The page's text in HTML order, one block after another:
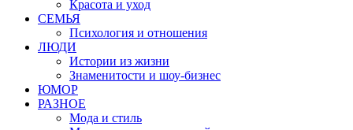
Красота и уход
СЕМЬЯ
Психология и отношения
ЛЮДИ
Истории из жизни
Знаменитости и шоу-бизнес
ЮМОР
РАЗНОЕ
Мода и стиль